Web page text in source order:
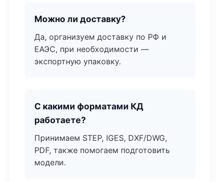
Можно ли доставку?
Да, организуем доставку по РФ и
ЕАЭС, при необходимости —
экспортную упаковку.
С какими форматами КД
работаете?
Принимаем STEP, IGES, DXF/DWG,
PDF, также помогаем подготовить
модели.